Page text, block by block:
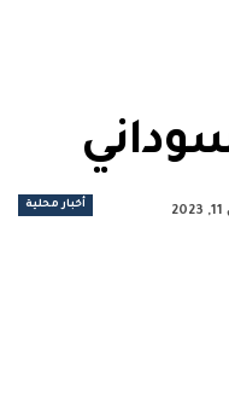
أخبار محلية